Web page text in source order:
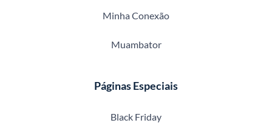
Minha Conexão
Muambator
Páginas Especiais
Black Friday